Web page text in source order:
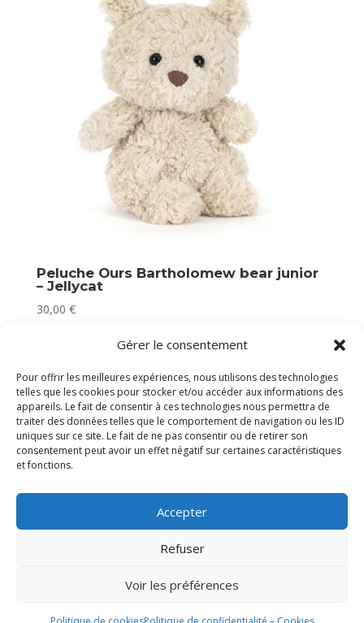
Gérer le consentement
Pour offrir les meilleures expériences, nous utilisons des technologies
telles que les cookies pour stocker et/ou accéder aux informations des
appareils. Le fait de consentir à ces technologies nous permettra de
traiter des données telles que le comportement de navigation ou les ID
uniques sur ce site. Le fait de ne pas consentir ou de retirer son
consentement peut avoir un effet négatif sur certaines caractéristiques
et fonctions.
Accepter
Refuser
Voir les préférences
Peluche Ours Bartholomew bear junior
– Jellycat
30,00 €